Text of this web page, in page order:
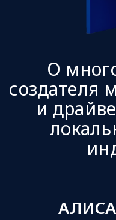
О
создателя
и